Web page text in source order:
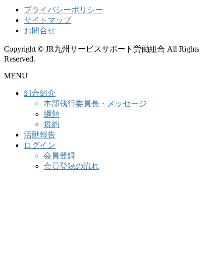
プライバシーポリシー
サイトマップ
お問合せ
Copyright © JR九州サービスサポート労働組合 All Rights
Reserved.
MENU
組合紹介
本部執行委員長・メッセージ
綱領
規約
活動報告
ログイン
会員登録
会員登録の流れ